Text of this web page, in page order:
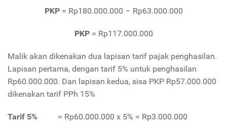
PKP = Rp180.000.000 – Rp63.000.000
PKP= Rp117.000.000
Malik akan dikenakan dua lapisan tarif pajak penghasilan.
Lapisan pertama, dengan tarif 5% untuk penghasilan
Rp60.000.000. Dan lapisan kedua, sisa PKP Rp57.000.000
dikenakan tarif PPh 15%
Tarif 5% = Rp60.000.000 x 5% = Rp3.000.000